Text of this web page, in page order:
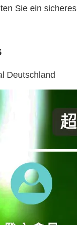
Sie ein
Deutschland